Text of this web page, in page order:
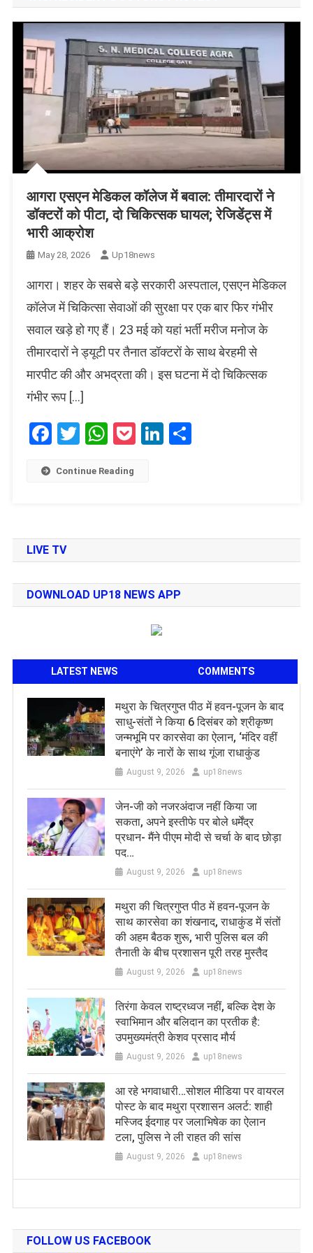
आगरा एसएन मेडिकल कॉलेज में बवाल: तीमारदारों ने
डॉक्टरों को पीटा, दो चिकित्सक घायल; रेजिडेंट्स में
भारी आक्रोश
May 28, 2026 Up18news
आगरा। शहर के सबसे बड़े सरकारी अस्पताल, एसएन मेडिकल
कॉलेज में चिकित्सा सेवाओं की सुरक्षा पर एक बार फिर गंभीर
सवाल खड़े हो गए हैं। 23 मई को यहां भर्ती मरीज मनोज के
तीमारदारों ने ड्यूटी पर तैनात डॉक्टरों के साथ बेरहमी से
मारपीट की और अभद्रता की। इस घटना में दो चिकित्सक
गंभीर रूप […]
Facebook
Twitter
WhatsApp
PocketLinkedIn
Share
Continue Reading
LIVE TV
DOWNLOAD UP18 NEWS APP
LATEST NEWS COMMENTS
मथुरा के चित्रगुप्त पीठ में हवन-पूजन के बाद
साधु-संतों ने किया 6 दिसंबर को श्रीकृष्ण
जन्मभूमि पर कारसेवा का ऐलान, ‘मंदिर वहीं
बनाएंगे’ के नारों के साथ गूंजा राधाकुंड
August 9, 2026 up18news
जेन-जी को नजरअंदाज नहीं किया जा
सकता, अपने इस्तीफे पर बोले धर्मेंद्र
प्रधान- मैंने पीएम मोदी से चर्चा के बाद छोड़ा
पद…
August 9, 2026 up18news
मथुरा की चित्रगुप्त पीठ में हवन-पूजन के
साथ कारसेवा का शंखनाद, राधाकुंड में संतों
की अहम बैठक शुरू, भारी पुलिस बल की
तैनाती के बीच प्रशासन पूरी तरह मुस्तैद
August 9, 2026 up18news
तिरंगा केवल राष्ट्रध्वज नहीं, बल्कि देश के
स्वाभिमान और बलिदान का प्रतीक है:
उपमुख्यमंत्री केशव प्रसाद मौर्य
August 9, 2026 up18news
आ रहे भगवाधारी…सोशल मीडिया पर वायरल
पोस्ट के बाद मथुरा प्रशासन अलर्ट: शाही
मस्जिद ईदगाह पर जलाभिषेक का ऐलान
टला, पुलिस ने ली राहत की सांस
August 9, 2026 up18news
FOLLOW US FACEBOOK